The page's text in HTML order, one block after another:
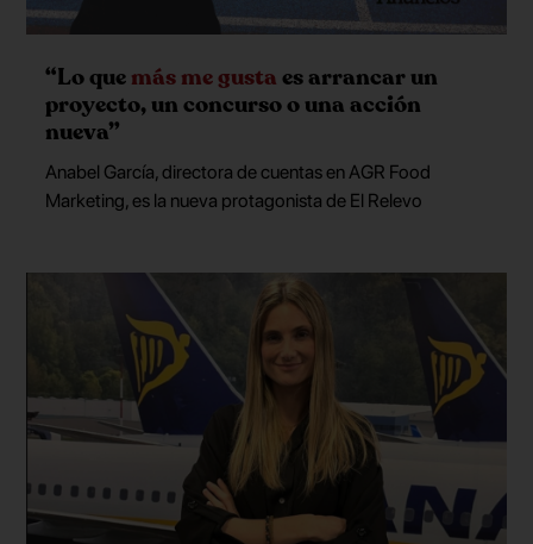
“Lo quemás me gustaes arrancar un
proyecto, un concurso o una acción
nueva”
Anabel García, directora de cuentas en AGR Food
Marketing, es la nueva protagonista de El Relevo